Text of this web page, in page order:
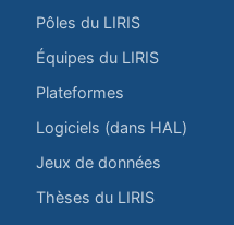
Pôles du LIRIS
Équipes du LIRIS
Plateformes
Logiciels (dans HAL)
Jeux de données
Thèses du LIRIS